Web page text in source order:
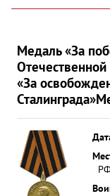
Медаль «За
«За
Сталинграда»